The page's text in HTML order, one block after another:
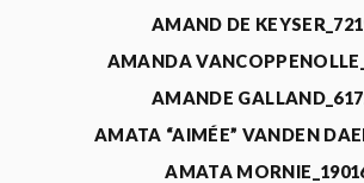
AMAND DE
AMANDA
AMANDE
AMATA “AIMÉE” VANDEN
AMATA